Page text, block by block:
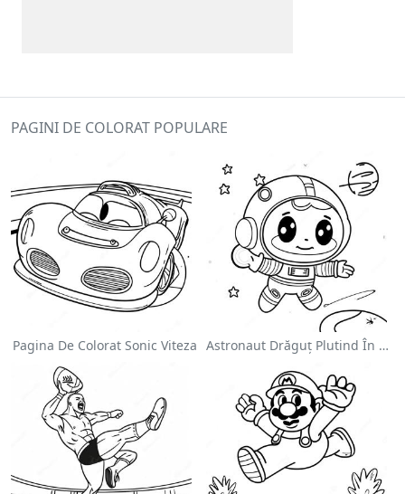
PAGINI DE COLORAT POPULARE
Pagina De Colorat Sonic Viteza Astronaut Drăguț Plutind În Spațiu - Pagina De Colorat